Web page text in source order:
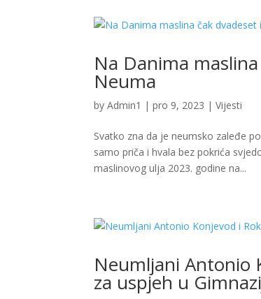
Na Danima
Neuma
byAdmin1 |pro 9, 2023 |Vijesti
Svatko zna da je neumsko zaleđe
samo priča i hvala bez pokrića
maslinovog ulja 2023. godine na...
Neumljani Antonio
za uspjeh u